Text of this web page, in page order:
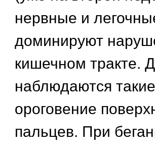
нервные и
доминируют
кишечном тракте.
наблюдаются
ороговение
пальцев. При